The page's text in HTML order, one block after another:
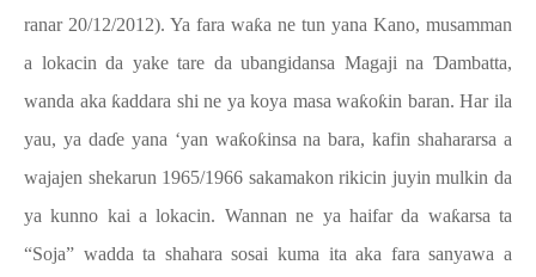
ranar 20/12/2012). Ya fara waƙa ne tun yana Kano, musamman
a lokacin da yake tare da ubangidansa Magaji na Ɗambatta,
wanda aka ƙaddara shi ne ya koya masa waƙoƙin baran. Har ila
yau, ya daɗe yana ‘yan waƙoƙinsa na bara, kafin shahararsa a
wajajen shekarun 1965/1966 sakamakon rikicin juyin mulkin da
ya kunno kai a lokacin. Wannan ne ya haifar da waƙarsa ta
“Soja” wadda ta shahara sosai kuma ita aka fara sanyawa a